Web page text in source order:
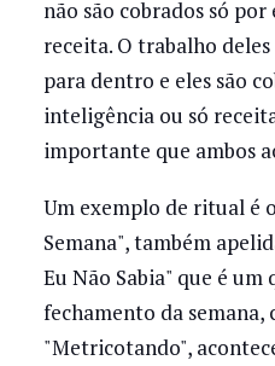
não são cobrados só
receita. O trabalho
para dentro e eles são
inteligência ou só
importante que ambos
Um exemplo de ritual é
Semana", também
Eu Não Sabia" que é
fechamento da semana,
"Metricotando",